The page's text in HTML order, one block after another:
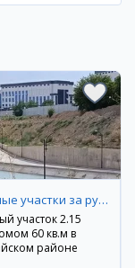
Земельные участки за рубежом
участок 2.15
60 кв.м в
районе